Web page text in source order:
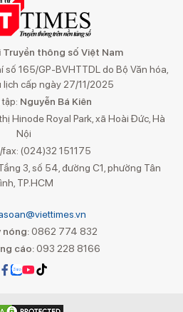
Truyền thông số Việt Nam
165/GP-BVHTTDL do Bộ Văn hóa,
lịch cấp ngày 27/11/2025
Nguyễn Bá Kiên
Hinode Royal Park, xã Hoài Đức, Hà
Nội
(024)32 151175
3, số 54, đường C1, phường Tân
TP.HCM
nóng: 0862 774 832
cáo:093 228 8166